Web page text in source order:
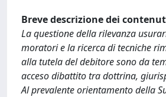
Breve descrizione dei
La questione della rilevanza
moratori e la ricerca di tecniche
alla tutela del debitore sono da
acceso dibattito tra dottrina,
Al prevalente orientamento della